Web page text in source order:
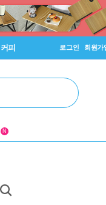
커피 로그인 회원가
N